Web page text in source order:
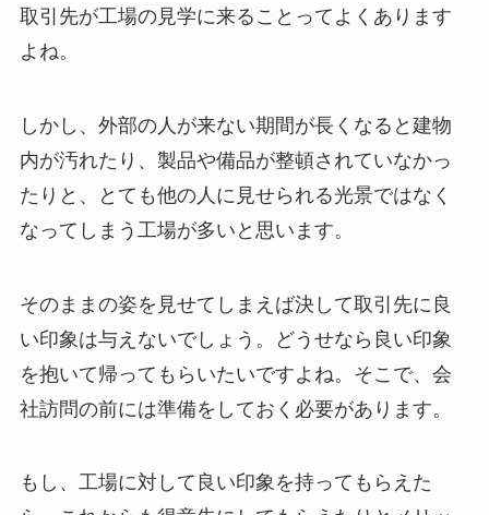
取引先が工場の見学に来ることってよくあります
よね。
しかし、外部の人が来ない期間が長くなると建物
内が汚れたり、製品や備品が整頓されていなかっ
たりと、とても他の人に見せられる光景ではなく
なってしまう工場が多いと思います。
そのままの姿を見せてしまえば決して取引先に良
い印象は与えないでしょう。どうせなら良い印象
を抱いて帰ってもらいたいですよね。そこで、会
社訪問の前には準備をしておく必要があります。
もし、工場に対して良い印象を持ってもらえた